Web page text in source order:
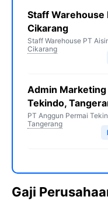
Staff Warehouse
Cikarang
Staff Warehouse PT
Cikarang
Admin
Tekindo,
PT Anggun Permai
Tangerang
Gaji